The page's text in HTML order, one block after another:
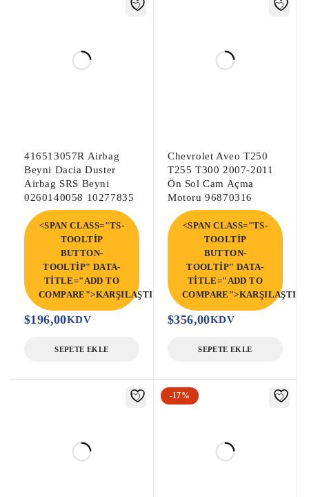
Sharan Kızdırma Rölesi,
Transporter Kızdırma Rölesi,
416513057R Airbag
Beyni Dacia Duster
Airbag SRS Beyni
0260140058 10277835
<SPAN CLASS="TS-
TOOLTIP
BUTTON-
TOOLTIP" DATA-
TITLE="ADD TO
COMPARE">KARŞILAŞTIR</SPAN>
$196,00KDV
SEPETE EKLE
Chevrolet Aveo T250
T255 T300 2007-2011
Ön Sol Cam Açma
Motoru 96870316
<SPAN CLASS="TS-
TOOLTIP
BUTTON-
TOOLTIP" DATA-
TITLE="ADD TO
$356,00KDV
SEPETE EKLE
-17%